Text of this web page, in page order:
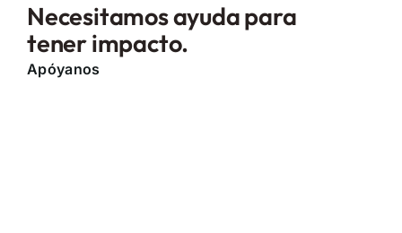
Necesitamos ayuda para
tener impacto.
Apóyanos